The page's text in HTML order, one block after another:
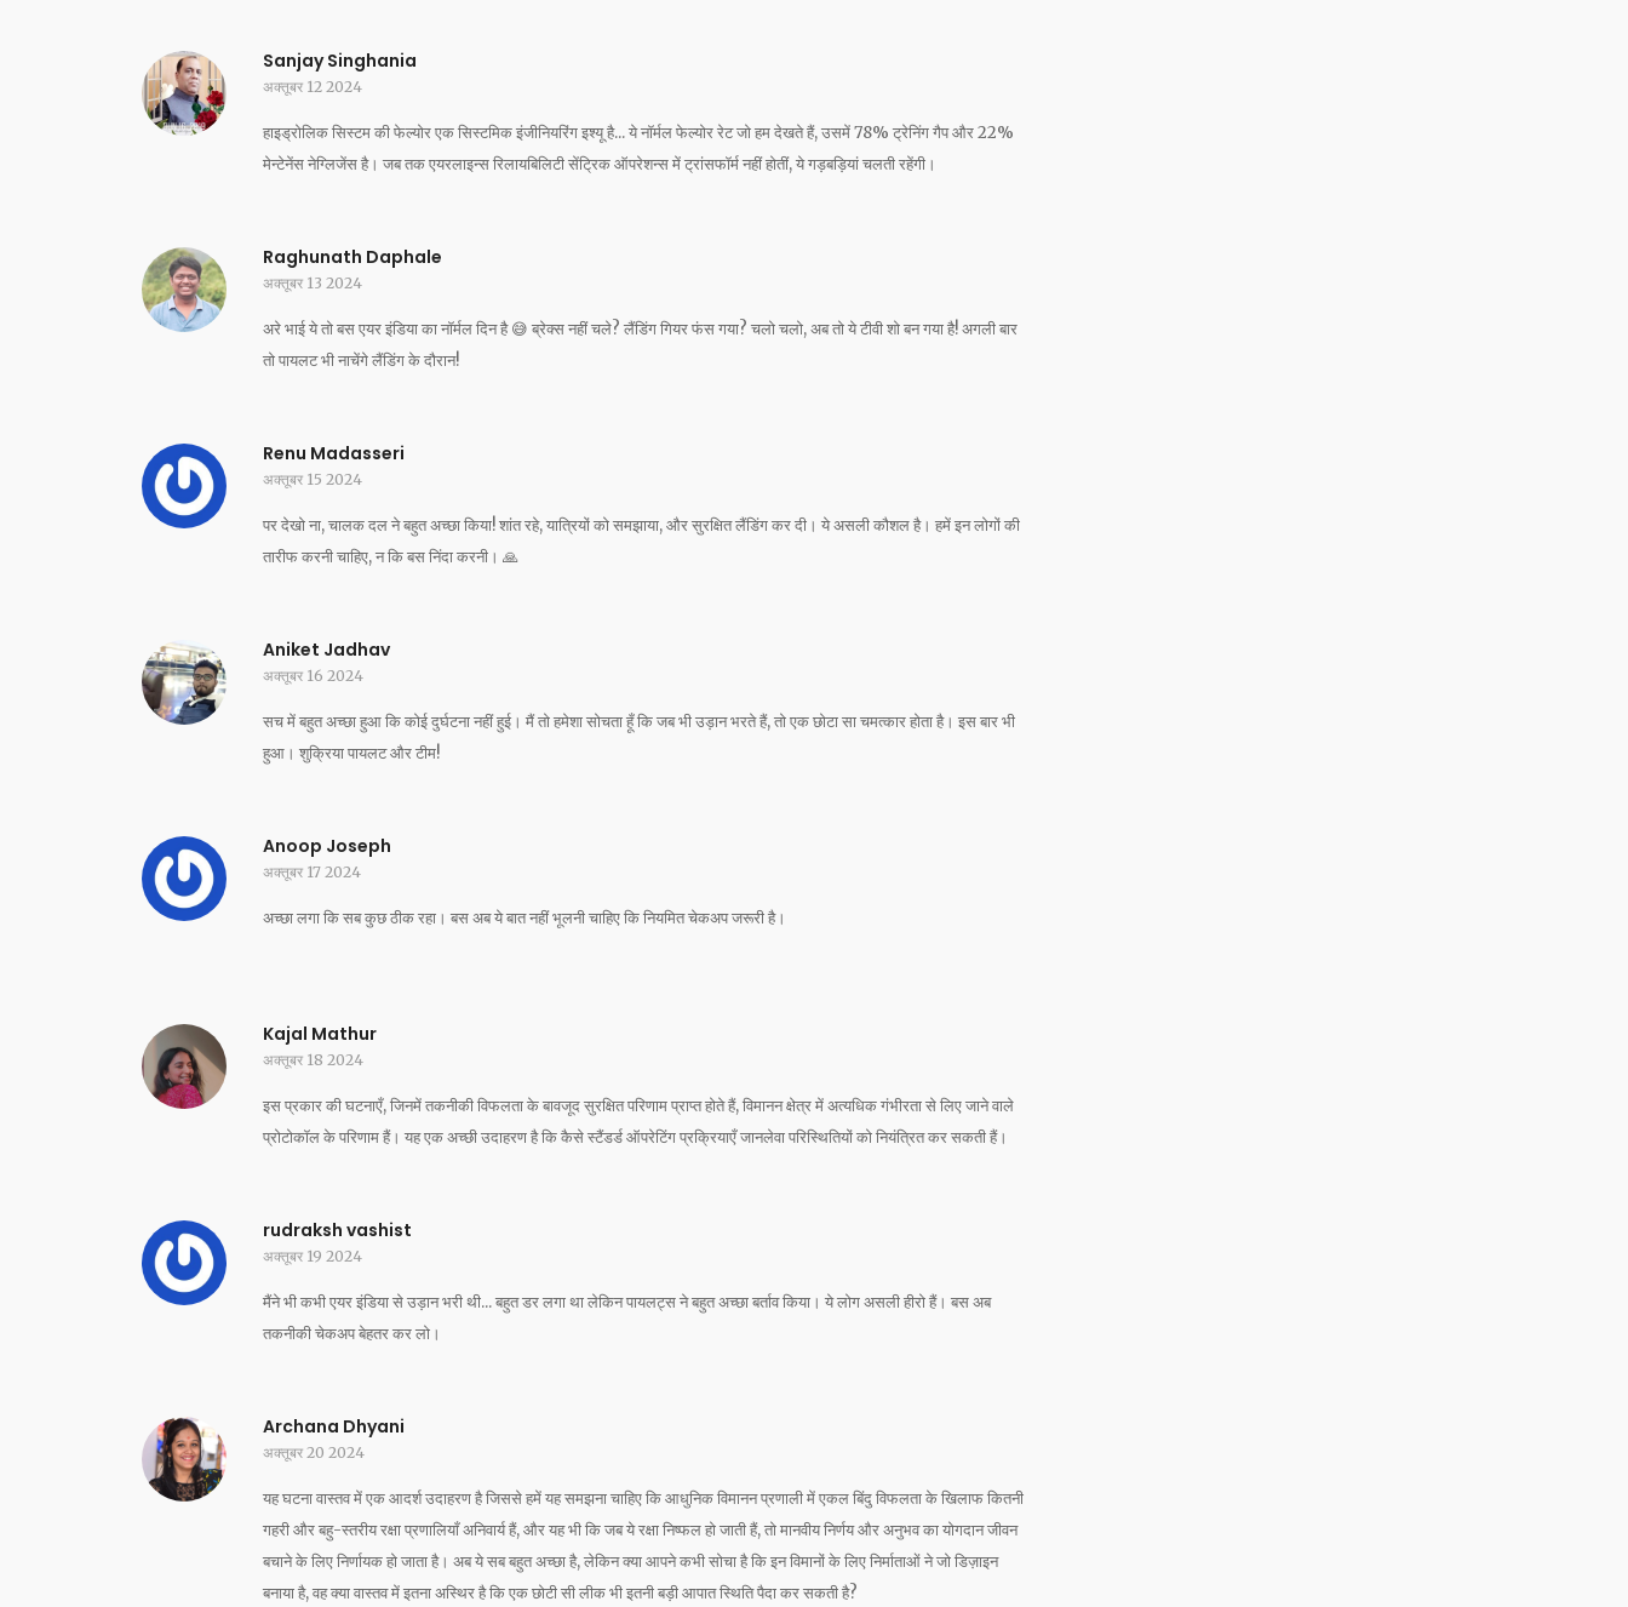
Sanjay Singhania
अक्तूबर 12 2024
हाइड्रोलिक सिस्टम की फेल्योर एक सिस्टमिक इंजीनियरिंग इश्यू है... ये नॉर्मल फेल्योर रेट जो हम देखते हैं, उसमें 78% ट्रेनिंग गैप और 22%
मेन्टेनेंस नेग्लिजेंस है। जब तक एयरलाइन्स रिलायबिलिटी सेंट्रिक ऑपरेशन्स में ट्रांसफॉर्म नहीं होतीं, ये गड़बड़ियां चलती रहेंगी।
Raghunath Daphale
अक्तूबर 13 2024
अरे भाई ये तो बस एयर इंडिया का नॉर्मल दिन है 😅 ब्रेक्स नहीं चले? लैंडिंग गियर फंस गया? चलो चलो, अब तो ये टीवी शो बन गया है! अगली बार
तो पायलट भी नाचेंगे लैंडिंग के दौरान!
Renu Madasseri
अक्तूबर 15 2024
पर देखो ना, चालक दल ने बहुत अच्छा किया! शांत रहे, यात्रियों को समझाया, और सुरक्षित लैंडिंग कर दी। ये असली कौशल है। हमें इन लोगों की
तारीफ करनी चाहिए, न कि बस निंदा करनी। 🙏
Aniket Jadhav
अक्तूबर 16 2024
सच में बहुत अच्छा हुआ कि कोई दुर्घटना नहीं हुई। मैं तो हमेशा सोचता हूँ कि जब भी उड़ान भरते हैं, तो एक छोटा सा चमत्कार होता है। इस बार भी
हुआ। शुक्रिया पायलट और टीम!
Anoop Joseph
अक्तूबर 17 2024
अच्छा लगा कि सब कुछ ठीक रहा। बस अब ये बात नहीं भूलनी चाहिए कि नियमित चेकअप जरूरी है।
Kajal Mathur
अक्तूबर 18 2024
इस प्रकार की घटनाएँ, जिनमें तकनीकी विफलता के बावजूद सुरक्षित परिणाम प्राप्त होते हैं, विमानन क्षेत्र में अत्यधिक गंभीरता से लिए जाने वाले
प्रोटोकॉल के परिणाम हैं। यह एक अच्छी उदाहरण है कि कैसे स्टैंडर्ड ऑपरेटिंग प्रक्रियाएँ जानलेवा परिस्थितियों को नियंत्रित कर सकती हैं।
rudraksh vashist
अक्तूबर 19 2024
मैंने भी कभी एयर इंडिया से उड़ान भरी थी... बहुत डर लगा था लेकिन पायलट्स ने बहुत अच्छा बर्ताव किया। ये लोग असली हीरो हैं। बस अब
तकनीकी चेकअप बेहतर कर लो।
Archana Dhyani
अक्तूबर 20 2024
यह घटना वास्तव में एक आदर्श उदाहरण है जिससे हमें यह समझना चाहिए कि आधुनिक विमानन प्रणाली में एकल बिंदु विफलता के खिलाफ कितनी
गहरी और बहु-स्तरीय रक्षा प्रणालियाँ अनिवार्य हैं, और यह भी कि जब ये रक्षा निष्फल हो जाती हैं, तो मानवीय निर्णय और अनुभव का योगदान जीवन
बचाने के लिए निर्णायक हो जाता है। अब ये सब बहुत अच्छा है, लेकिन क्या आपने कभी सोचा है कि इन विमानों के लिए निर्माताओं ने जो डिज़ाइन
बनाया है, वह क्या वास्तव में इतना अस्थिर है कि एक छोटी सी लीक भी इतनी बड़ी आपात स्थिति पैदा कर सकती है?